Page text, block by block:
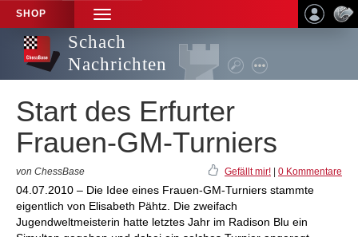
SHOP
TOGGLE
NAVIGATION
Schach
Nachrichten
Start des Erfurter
Frauen-GM-Turniers
von ChessBase Gefällt mir! 0 Kommentare
04.07.2010 – Die Idee eines Frauen-GM-Turniers stammte
eigentlich von Elisabeth Pähtz. Die zweifach
Jugendweltmeisterin hatte letztes Jahr im Radison Blu ein